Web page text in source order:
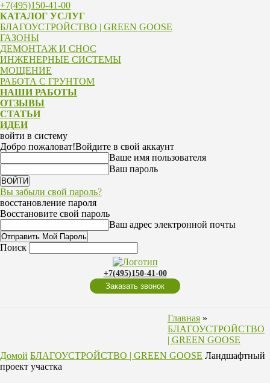
+7(495)150-41-00
КАТАЛОГ УСЛУГ
БЛАГОУСТРОЙСТВО | GREEN GOOSE
ГАЗОНЫ
ДЕМОНТАЖ И СНОС
ИНЖЕНЕРНЫЕ СИСТЕМЫ
МОЩЕНИЕ
РАБОТА С ГРУНТОМ
НАШИ РАБОТЫ
ОТЗЫВЫ
СТАТЬИ
ИДЕИ
войти в систему
Добро пожаловат!Войдите в свой аккаунт
Ваше имя пользователя
Ваш пароль
Вы забыли свой пароль?
восстановление пароля
Восстановите свой пароль
Ваш адрес электронной почты
Поиск
+7(495)150-41-00
Заказать звонок
Главная »
БЛАГОУСТРОЙСТВО
| GREEN GOOSE
Домой БЛАГОУСТРОЙСТВО | GREEN GOOSE Ландшафтный
проект участка